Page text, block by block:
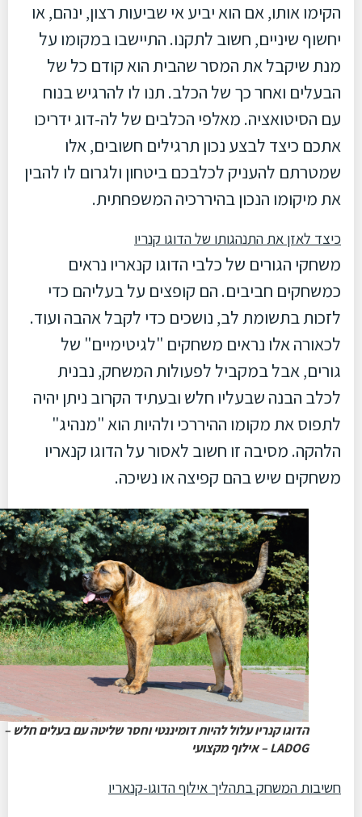
הקימו אותו, אם הוא יביע אי שביעות רצון, ינהם, או
יחשוף שיניים, חשוב לתקנו. התיישבו במקומו על
מנת שיקבל את המסר שהבית הוא קודם כל של
הבעלים ואחר כך של הכלב. תנו לו להרגיש בנוח
עם הסיטואציה. מאלפי הכלבים של לה-דוג ידריכו
אתכם כיצד לבצע נכון תרגילים חשובים, אלו
שמטרתם להעניק לכלבכם ביטחון ולגרום לו להבין
את מיקומו הנכון בהיררכיה המשפחתית.
כיצד לאזן את התנהגותו של הדוגו קנריו
משחקי הגורים של כלבי הדוגו קנאריו נראים
כמשחקים חביבים. הם קופצים על בעליהם כדי
לזכות בתשומת לב, נושכים כדי לקבל אהבה ועוד.
לכאורה אלו נראים משחקים "לגיטימיים" של
גורים, אבל במקביל לפעולות המשחק, נבנית
לכלב הבנה שבעליו חלש ובעתיד הקרוב ניתן יהיה
לתפוס את מקומו ההיררכי ולהיות הוא "מנהיג"
הלהקה. מסיבה זו חשוב לאסור על הדוגו קנאריו
משחקים שיש בהם קפיצה או נשיכה.
הדוגו קנריו עלול להיות דומיננטי וחסר שליטה עם בעלים חלש –
LADOG – אילוף מקצועי
חשיבות המשחק בתהליך אילוף הדוגו-קנאריו